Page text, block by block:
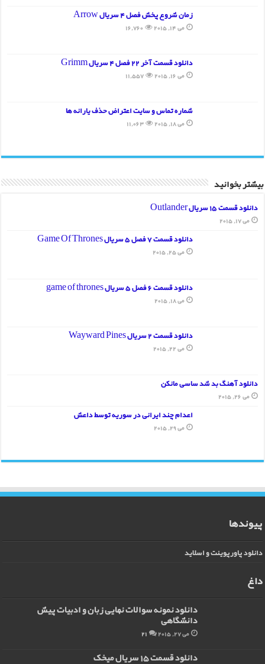
زمان شروع پخش فصل 4 سریال Arrow
می 14, 2015 16,760
دانلود قسمت آخر 22 فصل 4 سریال Grimm
می 16, 2015 11,557
شماره تماس و سایت اعتراض حذف یارانه ها
می 18, 2015 11,063
بیشتر بخوانید
دانلود قسمت 15 سریال Outlander
می 17, 2015
دانلود قسمت 7 فصل 5 سریال Game Of Thrones
می 25, 2015
دانلود قسمت 6 فصل 5 سریال game of thrones
می 18, 2015
دانلود قسمت 2 سریال Wayward Pines
می 22, 2015
دانلود آهنگ بد شد ساسی مانکن
می 26, 2015
اعدام چند ایرانی در سوریه توسط داعش
می 29, 2015
پیوندها
دانلود پاورپوینت و اسلاید
داغ
دانلود نمونه سوالات نهایی زبان و ادبیات پیش
دانشگاهی
می 27, 2015 21
دانلود قسمت 15 سریال میخک